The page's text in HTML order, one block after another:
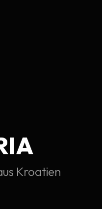
Kroatien